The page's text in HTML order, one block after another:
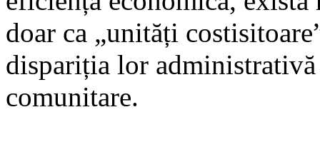
doar ca „unități
dispariția lor
comunitare.